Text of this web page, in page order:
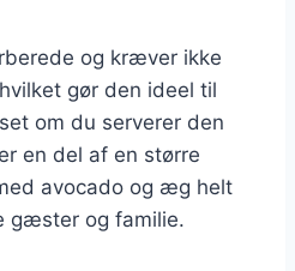
og kræver ikke
gør den ideel til
om du serverer den
en del af en større
avocado og æg helt
gæster og familie.